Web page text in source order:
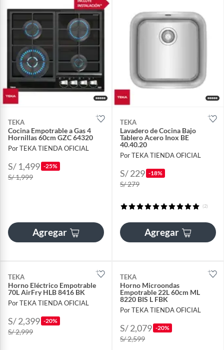
TEKA
Cocina Empotrable a Gas 4
Hornillas 60cm GZC 64320
Por TEKA TIENDA OFICIAL
S/ 1,499 -25%
S/ 1,999
Agregar
TEKA
Lavadero de Cocina Bajo
Tablero Acero Inox BE
40.40.20
Por TEKA TIENDA OFICIAL
S/ 229 -18%
S/ 279
(2)
Agregar
TEKA
Horno Eléctrico Empotrable
70L AirFry HLB 8416 BK
Por TEKA TIENDA OFICIAL
S/ 2,399 -20%
S/ 2,999
TEKA
Horno Microondas
Empotrable 22L 60cm ML
8220 BIS L FBK
Por TEKA TIENDA OFICIAL
S/ 2,079 -20%
S/ 2,599